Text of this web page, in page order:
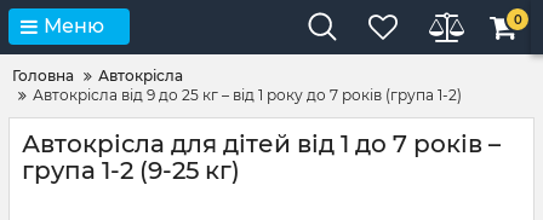
Меню 0
Головна
Автокрісла
Автокрісла від 9 до 25 кг – від 1 року до 7 років (група 1-2)
Автокрісла для дітей від 1 до 7 років –
група 1-2 (9-25 кг)